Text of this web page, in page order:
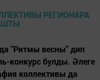
"Ритмы весны" дип
конкурс булды. Әлеге
коллективы да